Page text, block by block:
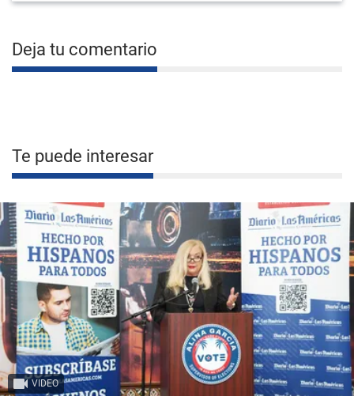
Deja tu comentario
Te puede interesar
VIDEO